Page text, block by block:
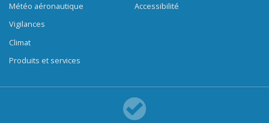
Météo aéronautique
Vigilances
Climat
Produits et services
Accessibilité